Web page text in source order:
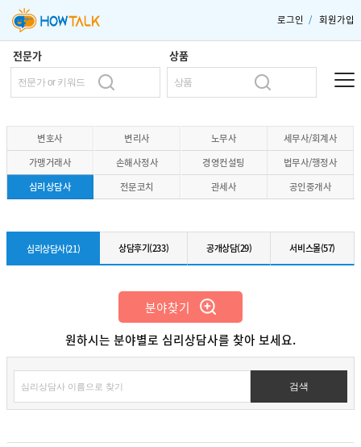
로그인 / 회원가입
전문가 상품
변호사 변리사 노무사
세무사/회계사
가맹거래사
손해사정사 경영컨설팅
법무사/행정사
심리상담사
전문코치 관세사 공인중개사
심리상담사(21) 상담후기(233) 공개상담(29) 서비스몰(57)
분야찾기
원하시는 분야별로 심리상담사를 찾아 보세요.
검색